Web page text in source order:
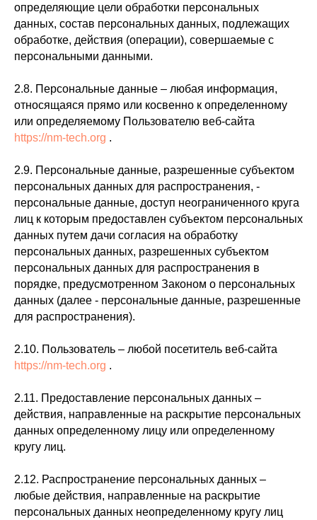
определяющие цели обработки персональных
данных, состав персональных данных, подлежащих
обработке, действия (операции), совершаемые с
персональными данными.
2.8. Персональные данные – любая информация,
относящаяся прямо или косвенно к определенному
или определяемому Пользователю веб-сайта
https://nm-tech.org .
2.9. Персональные данные, разрешенные субъектом
персональных данных для распространения, -
персональные данные, доступ неограниченного круга
лиц к которым предоставлен субъектом персональных
данных путем дачи согласия на обработку
персональных данных, разрешенных субъектом
персональных данных для распространения в
порядке, предусмотренном Законом о персональных
данных (далее - персональные данные, разрешенные
для распространения).
2.10. Пользователь – любой посетитель веб-сайта
https://nm-tech.org .
2.11. Предоставление персональных данных –
действия, направленные на раскрытие персональных
данных определенному лицу или определенному
кругу лиц.
2.12. Распространение персональных данных –
любые действия, направленные на раскрытие
персональных данных неопределенному кругу лиц